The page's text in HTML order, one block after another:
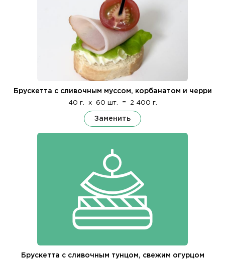
Брускетта с сливочным муссом, корбанатом и черри
40 г. x 60 шт. = 2 400 г.
Заменить
Брускетта с сливочным тунцом, свежим огурцом